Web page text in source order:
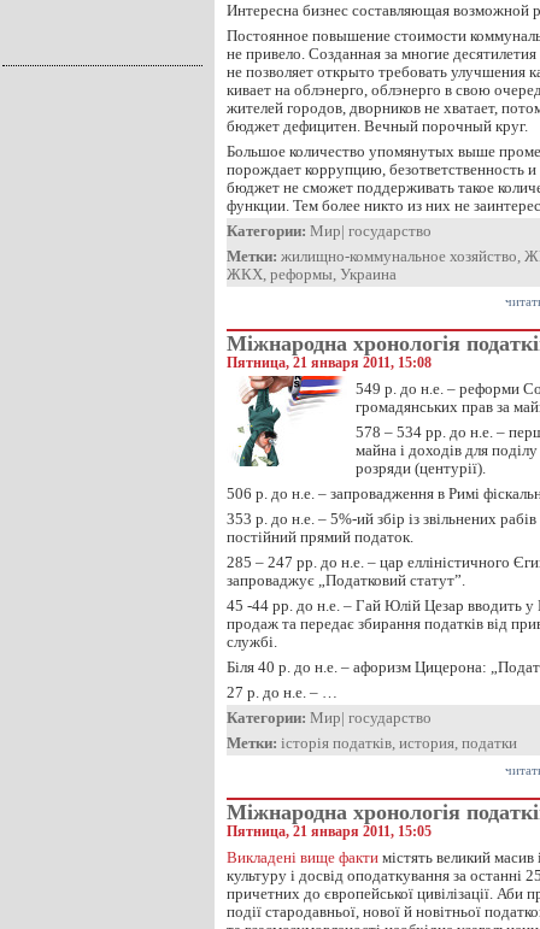
Интересна бизнес составляющая возможной
Постоянное повышение стоимости
не привело. Созданная за многие
не позволяет открыто требовать улучшения
кивает на облэнерго, облэнерго в свою
жителей городов, дворников не хватает,
бюджет дефицитен. Вечный порочный круг.
Большое количество упомянутых выше
порождает коррупцию, безответственность
бюджет не сможет поддерживать такое
функции. Тем более никто из них не
Категории: Мир| государство
Метки: жилищно-коммунальное хозяйство,
ЖКХ, реформы, Украина
Міжнародна хронологія
Пятница, 21 января 2011, 15:08
549 р. до н.е. – реформи
громадянських прав за
578 – 534 рр. до н.е. –
майна і доходів для
розряди (центурії).
506 р. до н.е. – запровадження в Римі
353 р. до н.е. – 5%-ий збір із звільнених
постійний прямий податок.
285 – 247 рр. до н.е. – цар елліністичного
запроваджує „Податковий статут”.
45 -44 рр. до н.е. – Гай Юлій Цезар вводить у
продаж та передає збирання податків від
службі.
Біля 40 р. до н.е. – афоризм Цицерона:
27 р. до н.е. – …
Категории: Мир| государство
Метки: історія податків, история, податки
Міжнародна хронологія
Пятница, 21 января 2011, 15:05
Викладені вище факти містять великий
культуру і досвід оподаткування за останні
причетних до європейської цивілізації. Аби
події стародавньої, нової й новітньої